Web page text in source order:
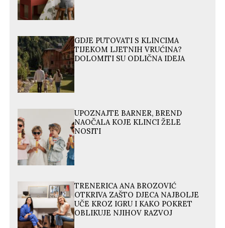
GDJE PUTOVATI S KLINCIMA
TIJEKOM LJETNIH VRUĆINA?
DOLOMITI SU ODLIČNA IDEJA
UPOZNAJTE BARNER, BREND
NAOČALA KOJE KLINCI ŽELE
NOSITI
TRENERICA ANA BROZOVIĆ
OTKRIVA ZAŠTO DJECA NAJBOLJE
UČE KROZ IGRU I KAKO POKRET
OBLIKUJE NJIHOV RAZVOJ